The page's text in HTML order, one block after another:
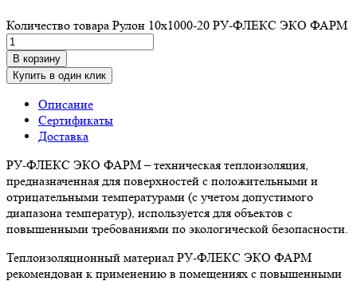
Количество товара Рулон 10х1000-20 РУ-ФЛЕКС ЭКО ФАРМ
В корзину
Купить в один клик
Описание
Сертификаты
Доставка
РУ-ФЛЕКС ЭКО ФАРМ – техническая теплоизоляция,
предназначенная для поверхностей с положительными и
отрицательными температурами (с учетом допустимого
диапазона температур), используется для объектов с
повышенными требованиями по экологической безопасности.
Теплоизоляционный материал РУ-ФЛЕКС ЭКО ФАРМ
рекомендован к применению в помещениях с повышенными